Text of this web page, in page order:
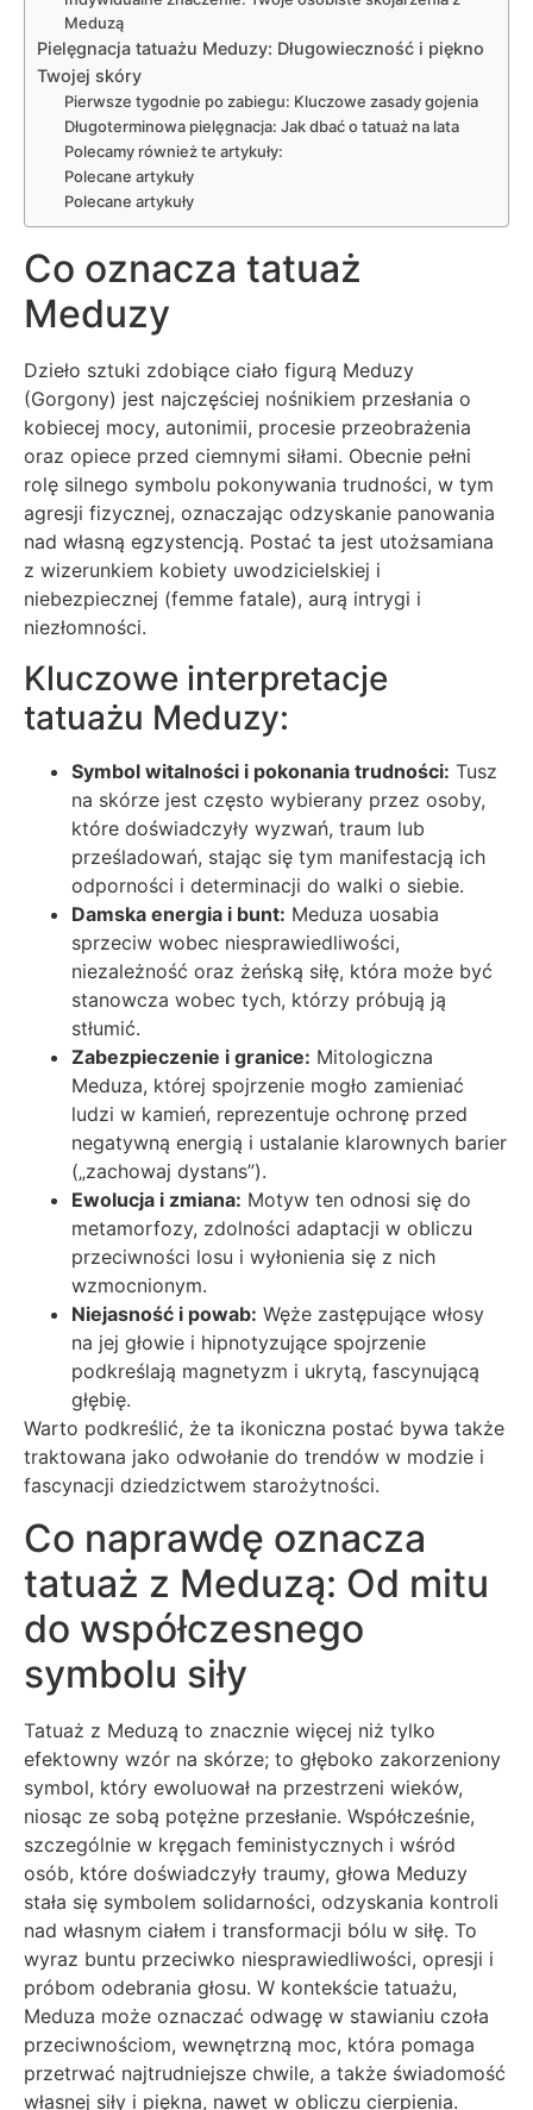
Meduzą
Pielęgnacja tatuażu Meduzy: Długowieczność i piękno
Twojej skóry
Pierwsze tygodnie po zabiegu: Kluczowe zasady gojenia
Długoterminowa pielęgnacja: Jak dbać o tatuaż na lata
Polecamy również te artykuły:
Polecane artykuły
Polecane artykuły
Co oznacza tatuaż
Meduzy
Dzieło sztuki zdobiące ciało figurą Meduzy
(Gorgony) jest najczęściej nośnikiem przesłania o
kobiecej mocy, autonimii, procesie przeobrażenia
oraz opiece przed ciemnymi siłami. Obecnie pełni
rolę silnego symbolu pokonywania trudności, w tym
agresji fizycznej, oznaczając odzyskanie panowania
nad własną egzystencją. Postać ta jest utożsamiana
z wizerunkiem kobiety uwodzicielskiej i
niebezpiecznej (femme fatale), aurą intrygi i
niezłomności.
Kluczowe interpretacje
tatuażu Meduzy:
Symbol witalności i pokonania trudności: Tusz
na skórze jest często wybierany przez osoby,
które doświadczyły wyzwań, traum lub
prześladowań, stając się tym manifestacją ich
odporności i determinacji do walki o siebie.
Damska energia i bunt: Meduza uosabia
sprzeciw wobec niesprawiedliwości,
niezależność oraz żeńską siłę, która może być
stanowcza wobec tych, którzy próbują ją
stłumić.
Zabezpieczenie i granice: Mitologiczna
Meduza, której spojrzenie mogło zamieniać
ludzi w kamień, reprezentuje ochronę przed
negatywną energią i ustalanie klarownych barier
(„zachowaj dystans”).
Ewolucja i zmiana: Motyw ten odnosi się do
metamorfozy, zdolności adaptacji w obliczu
przeciwności losu i wyłonienia się z nich
wzmocnionym.
Niejasność i powab: Węże zastępujące włosy
na jej głowie i hipnotyzujące spojrzenie
podkreślają magnetyzm i ukrytą, fascynującą
głębię.
Warto podkreślić, że ta ikoniczna postać bywa także
traktowana jako odwołanie do trendów w modzie i
fascynacji dziedzictwem starożytności.
Co naprawdę oznacza
tatuaż z Meduzą: Od mitu
do współczesnego
symbolu siły
Tatuaż z Meduzą to znacznie więcej niż tylko
efektowny wzór na skórze; to głęboko zakorzeniony
symbol, który ewoluował na przestrzeni wieków,
niosąc ze sobą potężne przesłanie. Współcześnie,
szczególnie w kręgach feministycznych i wśród
osób, które doświadczyły traumy, głowa Meduzy
stała się symbolem solidarności, odzyskania kontroli
nad własnym ciałem i transformacji bólu w siłę. To
wyraz buntu przeciwko niesprawiedliwości, opresji i
próbom odebrania głosu. W kontekście tatuażu,
Meduza może oznaczać odwagę w stawianiu czoła
przeciwnościom, wewnętrzną moc, która pomaga
przetrwać najtrudniejsze chwile, a także świadomość
własnej siły i piękna, nawet w obliczu cierpienia.